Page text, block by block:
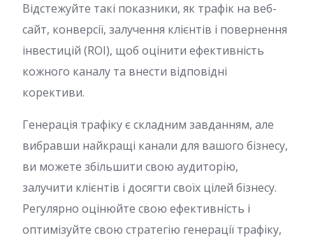
Відстежуйте такі показники, як трафік на веб-
сайт, конверсії, залучення клієнтів і повернення
інвестицій (ROI), щоб оцінити ефективність
кожного каналу та внести відповідні
корективи.
Генерація трафіку є складним завданням, але
вибравши найкращі канали для вашого бізнесу,
ви можете збільшити свою аудиторію,
залучити клієнтів і досягти своїх цілей бізнесу.
Регулярно оцінюйте свою ефективність і
оптимізуйте свою стратегію генерації трафіку,